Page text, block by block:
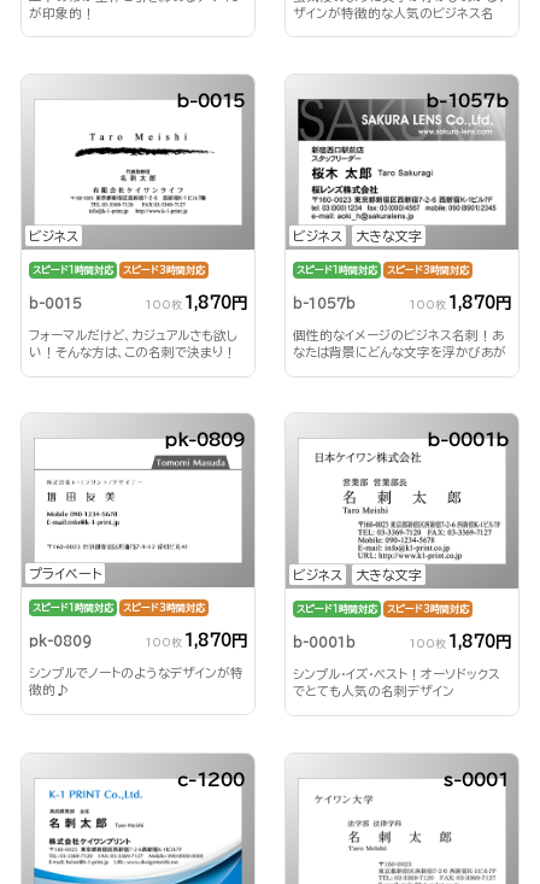
が印象的！
ザインが特徴的な人気のビジネス名
ビジネス
b-0015
スピード1時間対応 スピード3時間対応
b-0015 100枚 1,870円
フォーマルだけど、カジュアルさも欲し
い！そんな方は、この名刺で決まり！
ビジネス 大きな文字
b-1057b
スピード1時間対応 スピード3時間対応
b-1057b 100枚 1,870円
個性的なイメージのビジネス名刺！あ
なたは背景にどんな文字を浮かびあが
プライベート
pk-0809
スピード1時間対応 スピード3時間対応
pk-0809 100枚 1,870円
シンプルでノートのようなデザインが特
徴的♪
ビジネス 大きな文字
b-0001b
スピード1時間対応 スピード3時間対応
b-0001b 100枚 1,870円
シンプル・イズ・ベスト！オーソドックス
でとても人気の名刺デザイン
c-1200 s-0001